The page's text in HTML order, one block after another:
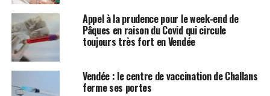
Appel à la prudence pour le week-end de
Pâques en raison du Covid qui circule
toujours très fort en Vendée
Vendée : le centre de vaccination de Challans
ferme ses portes